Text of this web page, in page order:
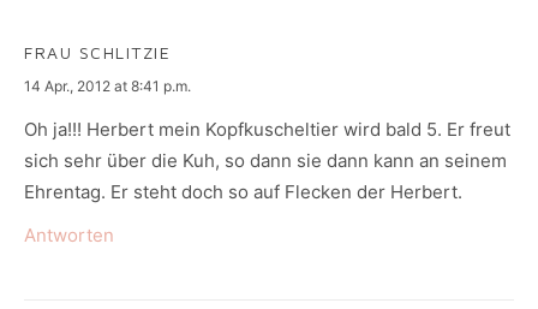
FRAU SCHLITZIE
says:
14 Apr., 2012 at 8:41 p.m.
Oh ja!!! Herbert mein Kopfkuscheltier wird bald 5. Er freut
sich sehr über die Kuh, so dann sie dann kann an seinem
Ehrentag. Er steht doch so auf Flecken der Herbert.
Antworten